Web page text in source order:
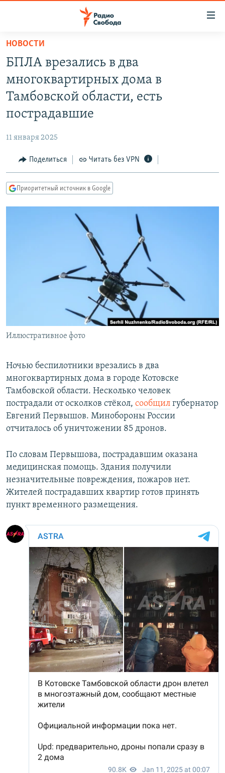
упрощенного
доступа
основному
содержанию
Вернутся
навигации
Вернутся
ПОДКАСТЫ
АВТОРСКИЕ ПРОЕКТЫ
КУЛЬТУРА
IDEL.РЕАЛИИ
КАВКАЗ.РЕАЛИИ
СИБИРЬ.РЕАЛИИ
РАСПИСАНИЕ ВЕЩАНИЯ
ПОДПИШИТЕСЬ НА РАССЫЛКУ
СОЦИАЛЬНЫЕ СЕТИ
НОВОСТИ
БПЛА врезались в два
многоквартирных дома в
Тамбовской области, есть
пострадавшие
11 января 2025
Поделиться Читать без VPN
Приоритетный источник в Google
Иллюстративное фото
Ночью беспилотники врезались в два
многоквартирных дома в городе Котовске
Тамбовской области. Несколько человек
пострадали от осколков стёкол, сообщил губернатор
Евгений Первышов. Минобороны России
отчиталось об уничтожении 85 дронов.
По словам Первышова, пострадавшим оказана
медицинская помощь. Здания получили
незначительные повреждения, пожаров нет.
Жителей пострадавших квартир готов принять
пункт временного размещения.